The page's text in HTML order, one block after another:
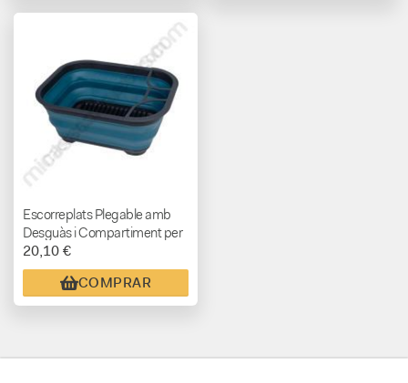
Escorreplats Plegable amb
Desguàs i Compartiment per
a Coberts
20,10 €
COMPRAR